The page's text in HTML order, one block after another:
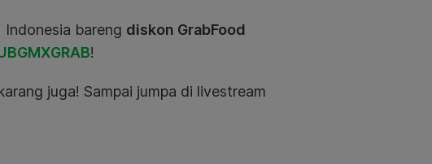
bareng diskon GrabFood
!
juga! Sampai jumpa di livestream